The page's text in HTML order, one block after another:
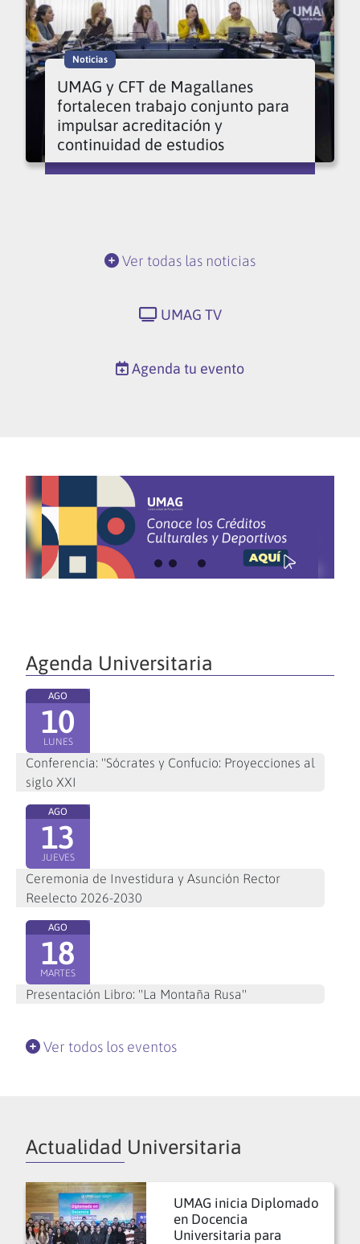
Noticias
UMAG y CFT de Magallanes
fortalecen trabajo conjunto para
impulsar acreditación y
continuidad de estudios
Ver todas las noticias
UMAG TV
Agenda tu evento
Agenda Universitaria
AGO
10
LUNES
Conferencia: "Sócrates y Confucio: Proyecciones al
siglo XXI
AGO
13
JUEVES
Ceremonia de Investidura y Asunción Rector
Reelecto 2026-2030
AGO
18
MARTES
Presentación Libro: "La Montaña Rusa"
Ver todos los eventos
Actualidad Universitaria
UMAG inicia Diplomado
en Docencia
Universitaria para